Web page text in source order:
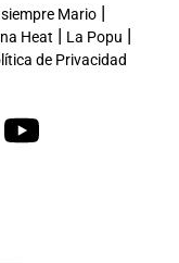
Mario|
Heat | La Popu |
de Privacidad